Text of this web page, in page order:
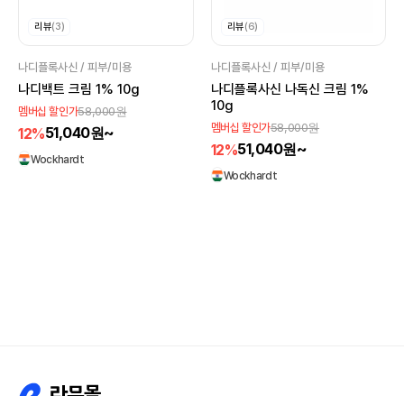
리뷰(3)
나디플록사신 / 피부/미용
나디백트 크림 1% 10g
멤버십 할인가58,000원
12%51,040원~
Wockhardt
리뷰(6)
나디플록사신 / 피부/미용
나디플록사신 나독신 크림 1%
10g
멤버십 할인가58,000원
12%51,040원~
Wockhardt